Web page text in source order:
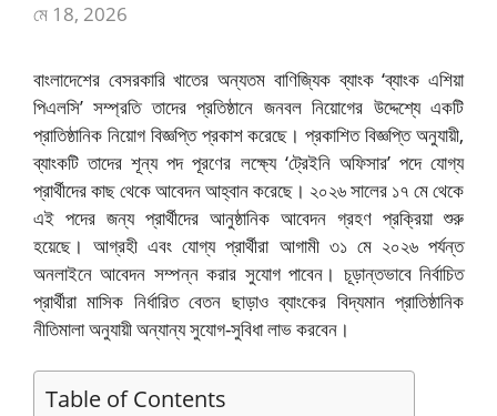
মে 18, 2026
বাংলাদেশের বেসরকারি খাতের অন্যতম বাণিজ্যিক ব্যাংক ‘ব্যাংক এশিয়া
পিএলসি’ সম্প্রতি তাদের প্রতিষ্ঠানে জনবল নিয়োগের উদ্দেশ্যে একটি
প্রাতিষ্ঠানিক নিয়োগ বিজ্ঞপ্তি প্রকাশ করেছে। প্রকাশিত বিজ্ঞপ্তি অনুযায়ী,
ব্যাংকটি তাদের শূন্য পদ পূরণের লক্ষ্যে ‘ট্রেইনি অফিসার’ পদে যোগ্য
প্রার্থীদের কাছ থেকে আবেদন আহ্বান করেছে। ২০২৬ সালের ১৭ মে থেকে
এই পদের জন্য প্রার্থীদের আনুষ্ঠানিক আবেদন গ্রহণ প্রক্রিয়া শুরু
হয়েছে। আগ্রহী এবং যোগ্য প্রার্থীরা আগামী ৩১ মে ২০২৬ পর্যন্ত
অনলাইনে আবেদন সম্পন্ন করার সুযোগ পাবেন। চূড়ান্তভাবে নির্বাচিত
প্রার্থীরা মাসিক নির্ধারিত বেতন ছাড়াও ব্যাংকের বিদ্যমান প্রাতিষ্ঠানিক
নীতিমালা অনুযায়ী অন্যান্য সুযোগ-সুবিধা লাভ করবেন।
Table of Contents